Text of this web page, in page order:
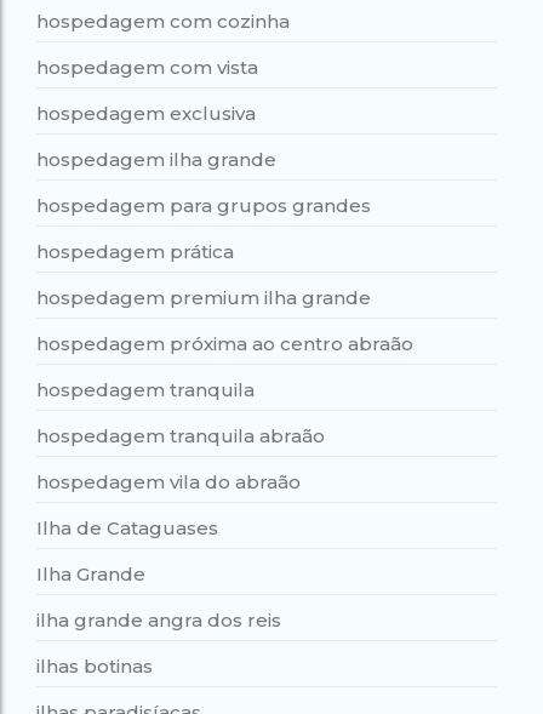
hospedagem com cozinha
hospedagem com vista
hospedagem exclusiva
hospedagem ilha grande
hospedagem para grupos grandes
hospedagem prática
hospedagem premium ilha grande
hospedagem próxima ao centro abraão
hospedagem tranquila
hospedagem tranquila abraão
hospedagem vila do abraão
Ilha de Cataguases
Ilha Grande
ilha grande angra dos reis
ilhas botinas